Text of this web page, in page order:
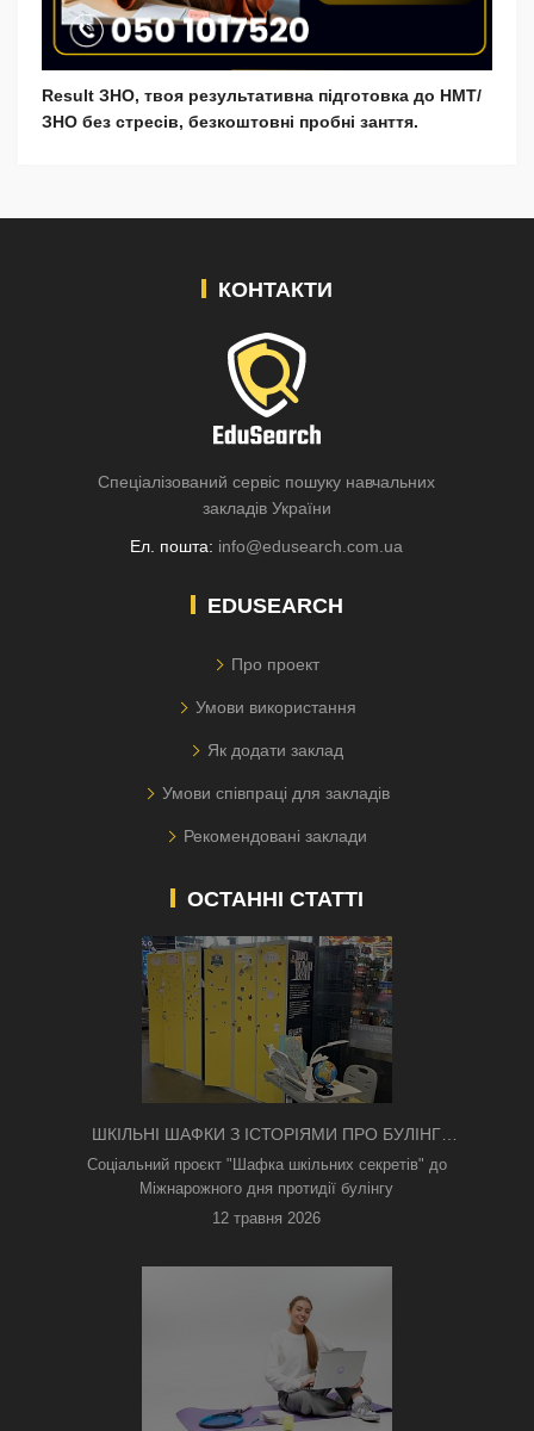
Result ЗНО, твоя результативна підготовка до НМТ/
ЗНО без стресів, безкоштовні пробні занття.
КОНТАКТИ
Спеціалізований сервіс пошуку навчальних
закладів України
Ел. пошта: info@edusearch.com.ua
EDUSEARCH
Про проект
Умови використання
Як додати заклад
Умови співпраці для закладів
Рекомендовані заклади
ОСТАННІ СТАТТІ
ШКІЛЬНІ ШАФКИ З ІСТОРІЯМИ ПРО БУЛІНГ
З'ЯВИЛИСЯ В КИЄВІ
Соціальний проєкт "Шафка шкільних секретів" до
Міжнарожного дня протидії булінгу
12 травня 2026